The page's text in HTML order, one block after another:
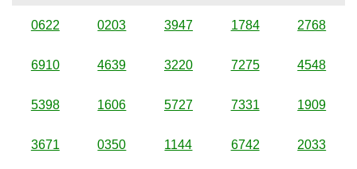
0622 0203 3947 1784 2768
6910 4639 3220 7275 4548
5398 1606 5727 7331 1909
3671 0350 1144 6742 2033